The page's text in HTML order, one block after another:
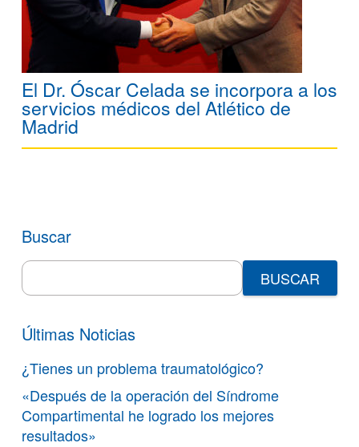
El Dr. Óscar Celada se incorpora a los
servicios médicos del Atlético de
Madrid
Buscar
Search
for:
Últimas Noticias
¿Tienes un problema traumatológico?
«Después de la operación del Síndrome
Compartimental he logrado los mejores
resultados»